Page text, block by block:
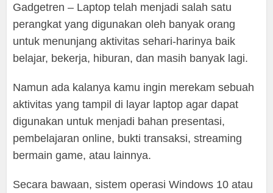
Gadgetren – Laptop telah menjadi salah satu
perangkat yang digunakan oleh banyak orang
untuk menunjang aktivitas sehari-harinya baik
belajar, bekerja, hiburan, dan masih banyak lagi.
Namun ada kalanya kamu ingin merekam sebuah
aktivitas yang tampil di layar laptop agar dapat
digunakan untuk menjadi bahan presentasi,
pembelajaran online, bukti transaksi, streaming
bermain game, atau lainnya.
Secara bawaan, sistem operasi Windows 10 atau